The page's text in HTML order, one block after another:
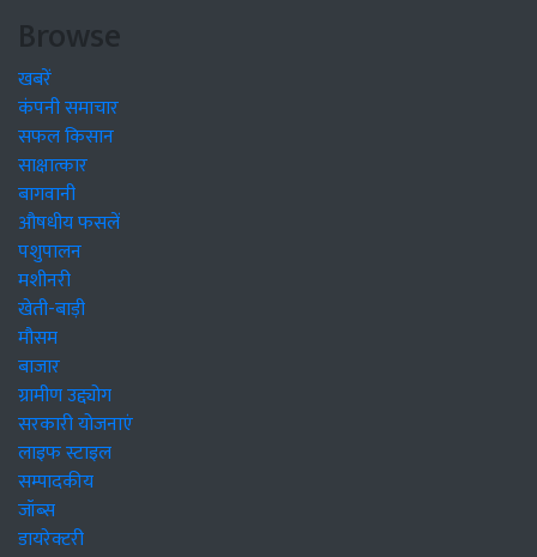
Browse
खबरें
कंपनी समाचार
सफल किसान
साक्षात्कार
बागवानी
औषधीय फसलें
पशुपालन
मशीनरी
खेती-बाड़ी
मौसम
बाजार
ग्रामीण उद्द्योग
सरकारी योजनाएं
लाइफ स्टाइल
सम्पादकीय
जॉब्स
डायरेक्टरी